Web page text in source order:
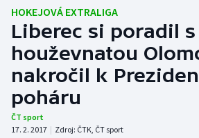
Fotbal
Hokej
Tenis
Atletika
HOKEJOVÁ EXTRALIGA
Liberec si poradil s
houževnatou
nakročil k
poháru
ČT sport
17. 2. 2017 | Zdroj: ČTK, ČT sport